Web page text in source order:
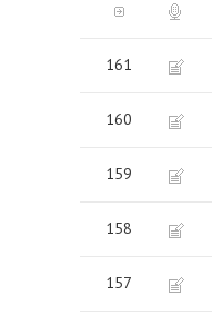
161
160
159
158
157